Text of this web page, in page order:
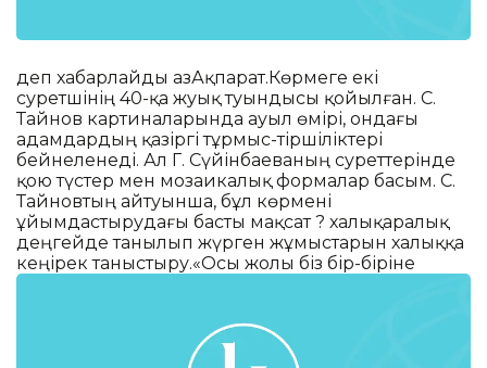
деп хабарлайды ҚазАқпарат.Көрмеге екі
суретшінің 40-қа жуық туындысы қойылған. С.
Тайнов картиналарында ауыл өмірі, ондағы
адамдардың қазіргі тұрмыс-тіршіліктері
бейнеленеді. Ал Г. Сүйінбаеваның суреттерінде
қою түстер мен мозаикалық формалар басым. С.
Тайновтың айтуынша, бұл көрмені
ұйымдастырудағы басты мақсат ? халықаралық
деңгейде танылып жүрген жұмыстарын халыққа
кеңірек таныстыру.«Осы жолы біз бір-біріне